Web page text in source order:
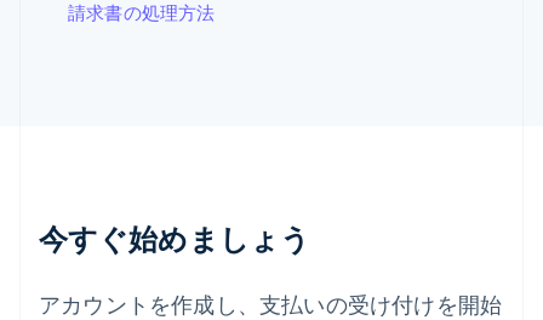
請求書の処理方法
今すぐ始めましょう
アカウントを作成し、支払いの受け付けを開始
English
ドイツ
ニュージーランド
English